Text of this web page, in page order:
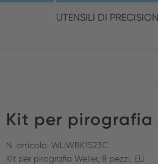
UTENSILI DI
CHIUDI RICERCA
e la
ENGLISH ENGLISH
GERMAN
Kit per pirografia
N. articolo: WLIWBK1523C
Kit per pirografia Weller, 8 pezzi, EU